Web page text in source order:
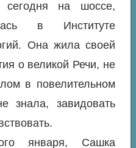
сегодня на шоссе,
в Институте
Она жила своей
о великой Речи, не
в повелительном
знала, завидовать
января, Сашка